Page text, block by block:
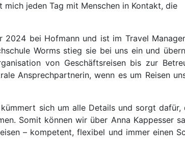
jeden Tag mit Menschen in Kontakt, die
2024 bei Hofmann und ist im Travel
Worms stieg sie bei uns ein und
von Geschäftsreisen bis zur
Ansprechpartnerin, wenn es um Reisen
sich um alle Details und sorgt dafür,
Somit können wir über Anna Kappesser
– kompetent, flexibel und immer einen